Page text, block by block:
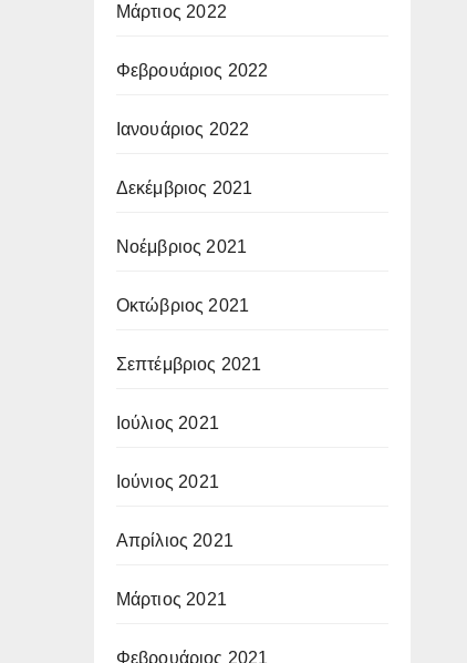
Μάρτιος 2022
Φεβρουάριος 2022
Ιανουάριος 2022
Δεκέμβριος 2021
Νοέμβριος 2021
Οκτώβριος 2021
Σεπτέμβριος 2021
Ιούλιος 2021
Ιούνιος 2021
Απρίλιος 2021
Μάρτιος 2021
Φεβρουάριος 2021